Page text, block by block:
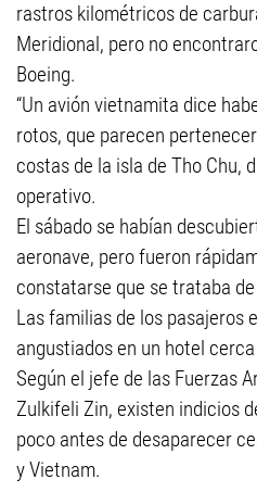
rastros kilométricos de
Meridional, pero no
Boeing.
“Un avión vietnamita dice
rotos, que parecen
costas de la isla de Tho Chu,
operativo.
El sábado se habían
aeronave, pero fueron
constatarse que se trataba
Las familias de los pasajeros
angustiados en un hotel
Según el jefe de las Fuerzas
Zulkifeli Zin, existen indicios
poco antes de desaparecer
y Vietnam.